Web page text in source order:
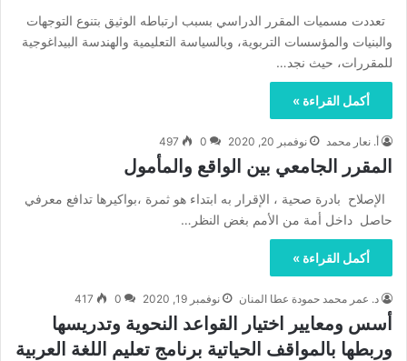
تعددت مسميات المقرر الدراسي بسبب ارتباطه الوثيق بتنوع التوجهات
والبنيات والمؤسسات التربوية، وبالسياسة التعليمية والهندسة البيداغوجية
للمقررات، حيث نجد…
أكمل القراءة »
أ. نعار محمد نوفمبر 20, 2020 0
497
المقرر الجامعي بين الواقع والمأمول
الإصلاح بادرة صحية ، الإقرار به ابتداء هو ثمرة ،بواكيرها تدافع معرفي
حاصل داخل أمة من الأمم بغض النظر…
أكمل القراءة »
د. عمر محمد حمودة عطا المنان نوفمبر 19, 2020 0
417
أسس ومعايير اختيار القواعد النحوية وتدريسها
وربطها بالمواقف الحياتية برنامج تعليم اللغة العربية